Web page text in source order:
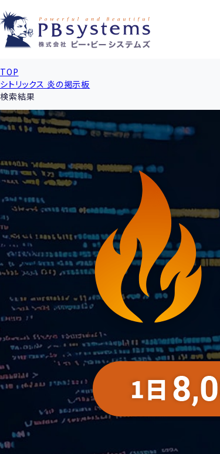
TOP
シトリックス 炎の掲示板
検索結果